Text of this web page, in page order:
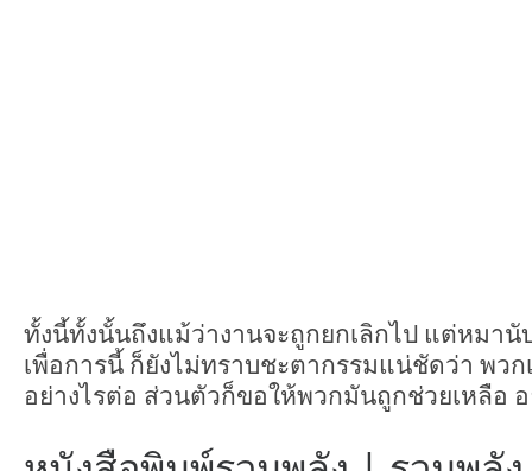
ทั้งนี้ทั้งนั้นถึงแม้ว่างานจะถูกยกเลิกไป แต่หมา
เพื่อการนี้ ก็ยังไม่ทราบชะตากรรมแน่ชัดว่า พว
อย่างไรต่อ ส่วนตัวก็ขอให้พวกมันถูกช่วยเหลือ